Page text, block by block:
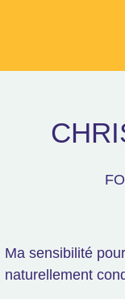
Ma sensibilité
naturellement